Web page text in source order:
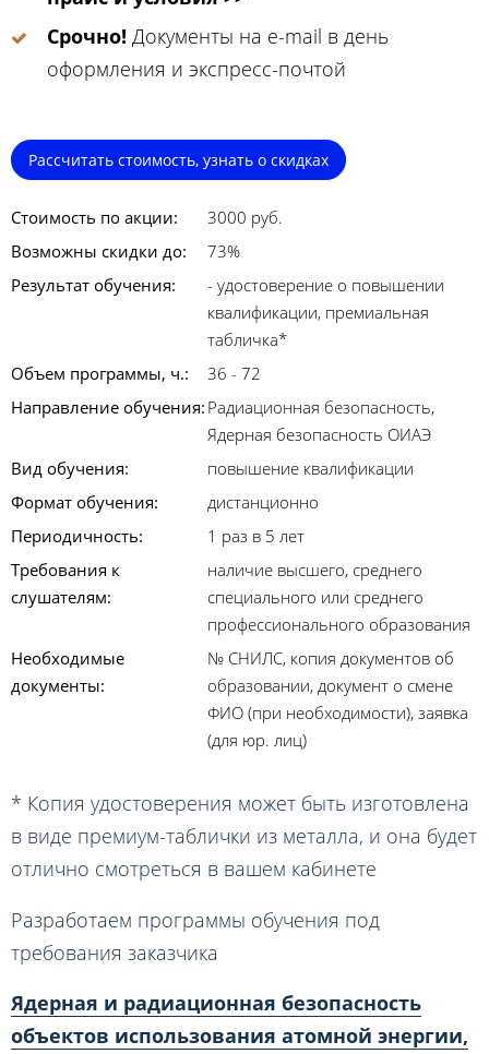
Срочно! Документы на e-mail в день
оформления и экспресс-почтой
Рассчитать стоимость, узнать о скидках
Стоимость по акции:
3000 руб.
Возможны скидки до:
73%
Результат обучения:
- удостоверение о повышении
квалификации, премиальная
табличка*
Объем программы, ч.:
36 - 72
Направление обучения: Радиационная безопасность,
Ядерная безопасность ОИАЭ
Вид обучения:
повышение квалификации
Формат обучения:
дистанционно
Периодичность:
1 раз в 5 лет
Требования к
слушателям:
наличие высшего, среднего
специального или среднего
профессионального образования
Необходимые
документы:
№ СНИЛС, копия документов об
образовании, документ о смене
ФИО (при необходимости), заявка
(для юр. лиц)
* Копия удостоверения может быть изготовлена
в виде премиум-таблички из металла, и она будет
отлично смотреться в вашем кабинете
Разработаем программы обучения под
требования заказчика
Ядерная и радиационная безопасность
объектов использования атомной энергии,